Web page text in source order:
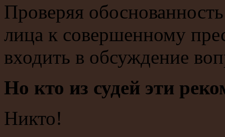
Проверяя
лица к совершенному
входить в обсуждение
Но кто из судей эти
Никто!